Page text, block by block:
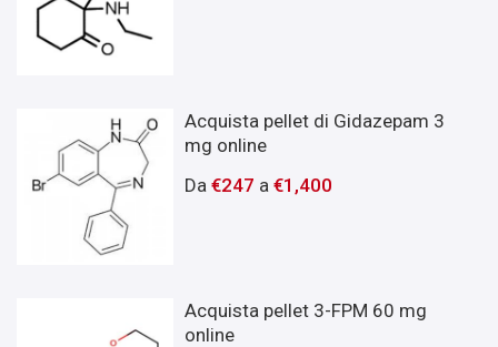
Acquista pellet di Gidazepam 3
mg online
Da€247 a€1,400
Acquista pellet 3-FPM 60 mg
online